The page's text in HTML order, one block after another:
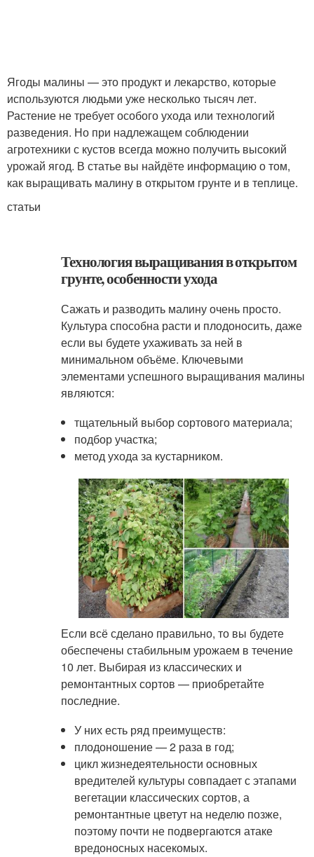
Ягоды малины — это продукт и лекарство, которые
используются людьми уже несколько тысяч лет.
Растение не требует особого ухода или технологий
разведения. Но при надлежащем соблюдении
агротехники с кустов всегда можно получить высокий
урожай ягод. В статье вы найдёте информацию о том,
как выращивать малину в открытом грунте и в теплице.
статьи
Технология выращивания в открытом
грунте, особенности ухода
Сажать и разводить малину очень просто.
Культура способна расти и плодоносить, даже
если вы будете ухаживать за ней в
минимальном объёме. Ключевыми
элементами успешного выращивания малины
являются:
тщательный выбор сортового материала;
подбор участка;
метод ухода за кустарником.
Если всё сделано правильно, то вы будете
обеспечены стабильным урожаем в течение
10 лет. Выбирая из классических и
ремонтантных сортов — приобретайте
последние.
У них есть ряд преимуществ:
плодоношение — 2 раза в год;
цикл жизнедеятельности основных
вредителей культуры совпадает с этапами
вегетации классических сортов, а
ремонтантные цветут на неделю позже,
поэтому почти не подвергаются атаке
вредоносных насекомых.